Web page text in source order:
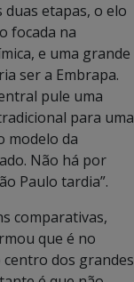
etapas, o elo
focada na
e uma grande
ser a Embrapa.
pule uma
para uma
modelo da
Não há por
Paulo tardia”.
comparativas,
que é no
dos grandes